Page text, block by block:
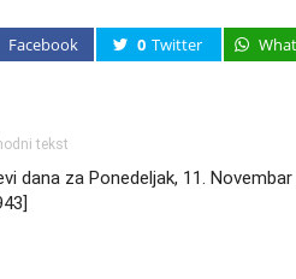
Facebook 0 Twitter
tekst
dana za Ponedeljak, 11. Novembar